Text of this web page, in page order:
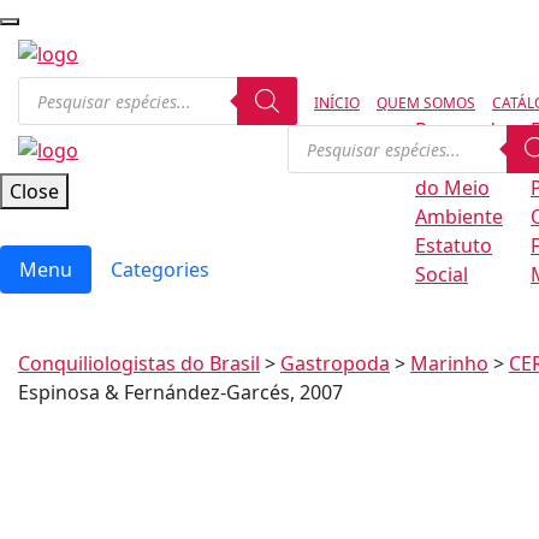
INÍCIO QUEM SOMOS
Regras de
Conservação
do Meio
Ambiente
Estatuto
Social
Close
Menu Categories
Conquiliologistas do Brasil > Gastropoda > Marinho >
Espinosa & Fernández-Garcés, 2007